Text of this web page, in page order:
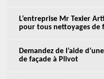
L’entreprise Mr Texier
pour tous nettoyages de
Demandez de l’aide
de façade à Plivot